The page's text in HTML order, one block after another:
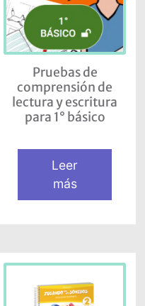
Pruebas de
comprensión de
lectura y escritura
para 1° básico
Leer
más